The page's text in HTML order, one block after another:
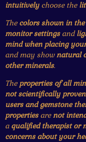
intuitivelychoose the
The colors shown in
monitor settingsand
mind when placing
and may shownatural
other minerals.
The properties of all
not scientifically proven
users and gemstone
propertiesarenot
a qualified therapist or
concerns about your